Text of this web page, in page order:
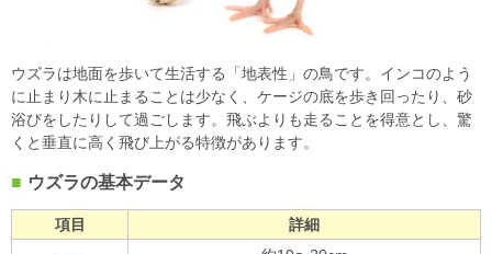
ウズラは地面を歩いて生活する「地表性」の鳥です。インコのよう
に止まり木に止まることは少なく、ケージの底を歩き回ったり、砂
浴びをしたりして過ごします。飛ぶよりも走ることを得意とし、驚
くと垂直に高く飛び上がる特徴があります。
ウズラの基本データ
項目 詳細